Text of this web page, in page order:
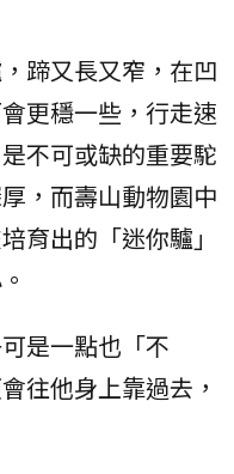
蹄又長又窄，在凹
更穩一些，行走速
不可或缺的重要駝
，而壽山動物園中
育出的「迷你驢」
是一點也「不
往他身上靠過去，